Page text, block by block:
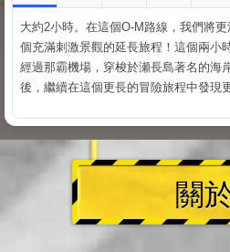
大約2小時。在這個O-M路線，我們將
個充滿刺激景觀的延長旅程！這個兩小
經過那霸機場，穿梭於瀬長島著名的海
後，繼續在這個更長的冒險旅程中發現
關